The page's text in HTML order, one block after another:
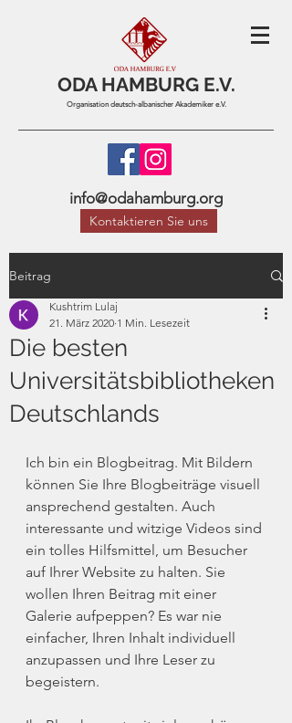
ODA HAMBURG E.V.
Organisation deutsch-albanischer Akademiker e.V.
info@odahamburg.org
Kontaktieren Sie uns
Beitrag
Die besten
Universitätsbibliotheken
Deutschlands
Kushtrim Lulaj
21. März 2020 1 Min. Lesezeit
Ich bin ein Blogbeitrag. Mit Bildern
können Sie Ihre Blogbeiträge visuell
ansprechend gestalten. Auch
interessante und witzige Videos sind
ein tolles Hilfsmittel, um Besucher
auf Ihrer Website zu halten. Sie
wollen Ihren Beitrag mit einer
Galerie aufpeppen? Es war nie
einfacher, Ihren Inhalt individuell
anzupassen und Ihre Leser zu
begeistern.